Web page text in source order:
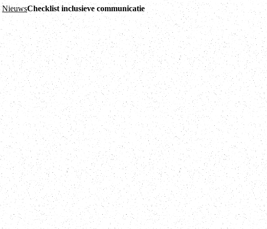
NieuwsChecklist inclusieve communicatie